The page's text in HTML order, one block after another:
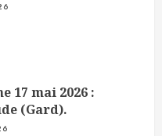
17 mai 2026 :
(Gard).